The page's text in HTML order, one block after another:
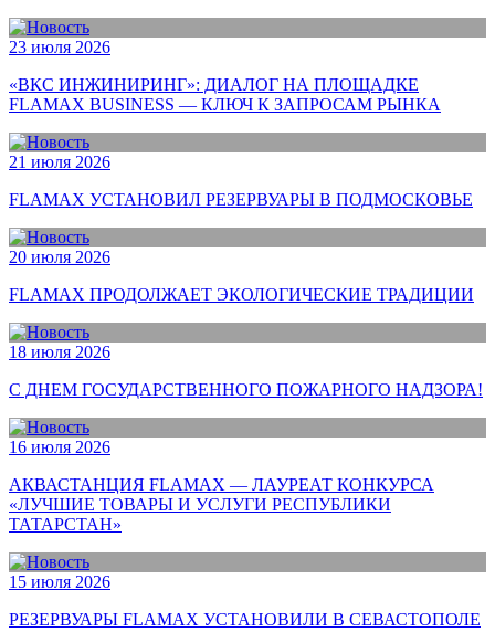
23 июля 2026
«ВКС ИНЖИНИРИНГ»: ДИАЛОГ НА ПЛОЩАДКЕ
FLAMAX BUSINESS — КЛЮЧ К ЗАПРОСАМ РЫНКА
21 июля 2026
FLAMAX УСТАНОВИЛ РЕЗЕРВУАРЫ В ПОДМОСКОВЬЕ
20 июля 2026
FLAMAX ПРОДОЛЖАЕТ ЭКОЛОГИЧЕСКИЕ ТРАДИЦИИ
18 июля 2026
С ДНЕМ ГОСУДАРСТВЕННОГО ПОЖАРНОГО НАДЗОРА!
16 июля 2026
АКВАСТАНЦИЯ FLAMAX — ЛАУРЕАТ КОНКУРСА
«ЛУЧШИЕ ТОВАРЫ И УСЛУГИ РЕСПУБЛИКИ
ТАТАРСТАН»
15 июля 2026
РЕЗЕРВУАРЫ FLAMAX УСТАНОВИЛИ В СЕВАСТОПОЛЕ